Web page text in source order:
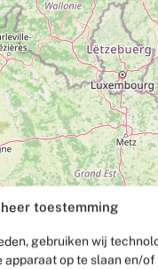
toestemming
gebruiken wij
op te slaan en/